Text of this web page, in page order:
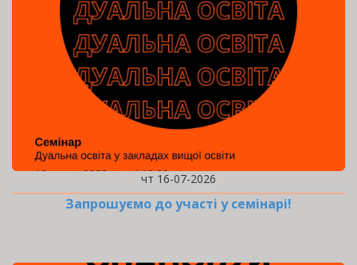
чт 16-07-2026
Запрошуємо до участі у семінарі!